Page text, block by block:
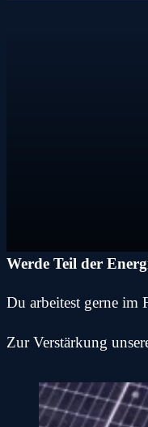
Werde Teil der
Du arbeitest gerne im
Zur Verstärkung